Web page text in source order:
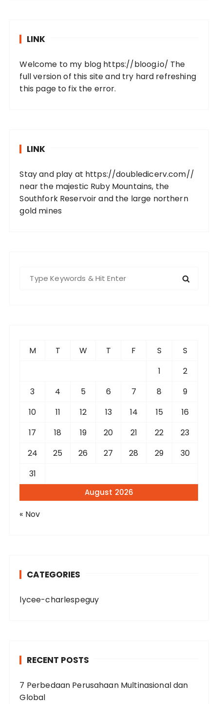
LINK
Welcome to my blog https://bloog.io/ The
full version of this site and try hard refreshing
this page to fix the error.
LINK
Stay and play at https://doubledicerv.com//
near the majestic Ruby Mountains, the
Southfork Reservoir and the large northern
gold mines
August 2026
M T W T F S
S
1
2
3
4 5 6 7 8
9
10
11 12 13 14 15
16
17
18 19 20 21 22
23
24
25 26 27 28 29
30
31
« Nov
CATEGORIES
lycee-charlespeguy
RECENT POSTS
7 Perbedaan Perusahaan Multinasional dan
Global